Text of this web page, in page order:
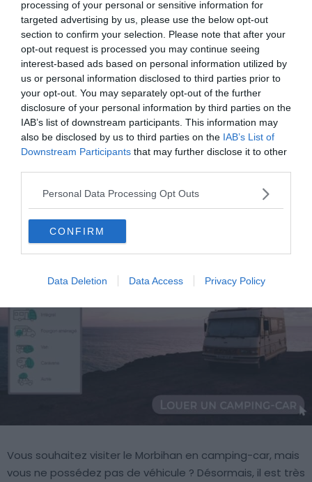
processing of your personal or sensitive information for
targeted advertising by us, please use the below opt-out
section to confirm your selection. Please note that after your
opt-out request is processed you may continue seeing
interest-based ads based on personal information utilized by
us or personal information disclosed to third parties prior to
your opt-out. You may separately opt-out of the further
disclosure of your personal information by third parties on the
IAB’s list of downstream participants. This information may
also be disclosed by us to third parties on the IAB’s List of
Downstream Participants that may further disclose it to other
Personal Data Processing Opt Outs
CONFIRM
Data Deletion Data Access Privacy Policy
Visiter le Morbihan : 10 incontournables à faire et voir
Les 12 meilleurs campings dans le Morbihan
Airbnb Morbihan : les 10 meilleures locations Airbnb
dans le Morbihan
Le canal de Nantes à Brest en Camping-Car :
location, conseils, aires, itinéraires
Comment et où louer un camping-car
en France ?
Vous souhaitez visiter le Morbihan en camping-car, mais
vous ne possédez pas de véhicule ? Désormais, il est très